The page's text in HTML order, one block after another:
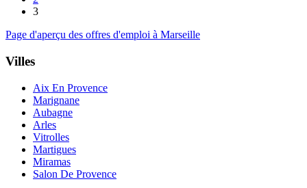
3
Page d'aperçu des offres d'emploi à Marseille
Villes
Aix En Provence
Marignane
Aubagne
Arles
Vitrolles
Martigues
Miramas
Salon De Provence